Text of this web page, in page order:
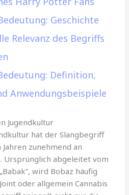
Geschichte
Relevanz des Begriffs
Definition,
Anwendungsbeispiele
Jugendkultur
hat der Slangbegriff
zunehmend an
Ursprünglich abgeleitet vom
wird Bobaz häufig
oder allgemein Cannabis